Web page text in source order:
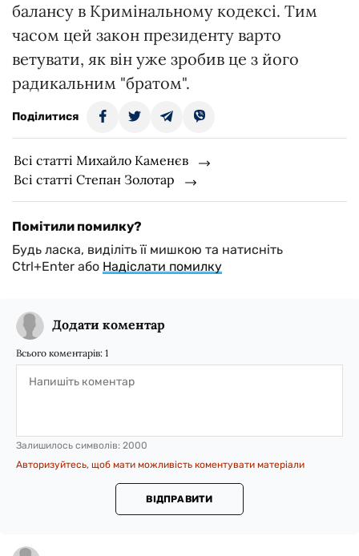
балансу в Кримінальному кодексі. Тим
часом цей закон президенту варто
ветувати, як він уже зробив це з його
радикальним "братом".
Поділитися
Всі статті Михайло Каменєв
Всі статті Степан Золотар
Помітили помилку?
Будь ласка, виділіть її мишкою та натисніть
Ctrl+Enter або Надіслати помилку
Додати коментар
Всього коментарів: 1
Залишилось символів: 2000
Авторизуйтесь, щоб мати можливість коментувати матеріали
ВІДПРАВИТИ